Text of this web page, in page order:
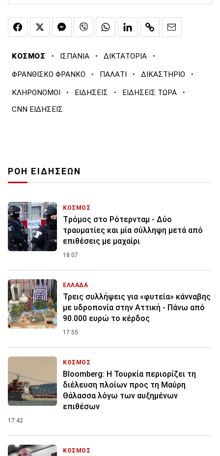
ΚΟΣΜΟΣ · ΙΣΠΑΝΙΑ · ΔΙΚΤΑΤΟΡΙΑ ·
ΦΡΑΝΘΙΣΚΟ ΦΡΑΝΚΟ · ΠΑΛΑΤΙ · ΔΙΚΑΣΤΗΡΙΟ ·
ΚΛΗΡΟΝΟΜΟΙ · ΕΙΔΗΣΕΙΣ · ΕΙΔΗΣΕΙΣ ΤΩΡΑ ·
CNN ΕΙΔΗΣΕΙΣ
ΡΟΗ ΕΙΔΗΣΕΩΝ
ΚΟΣΜΟΣ
Tρόμος στο Ρότερνταμ - Δύο
τραυματίες και μία σύλληψη μετά από
επιθέσεις με μαχαίρι
18:07
ΕΛΛΑΔΑ
Τρεις συλλήψεις για «φυτεία» κάνναβης
με υδροπονία στην Αττική - Πάνω από
90.000 ευρώ το κέρδος
17:55
ΚΟΣΜΟΣ
Bloomberg: Η Τουρκία περιορίζει τη
διέλευση πλοίων προς τη Μαύρη
Θάλασσα λόγω των αυξημένων
επιθέσων
17:42
ΚΟΣΜΟΣ